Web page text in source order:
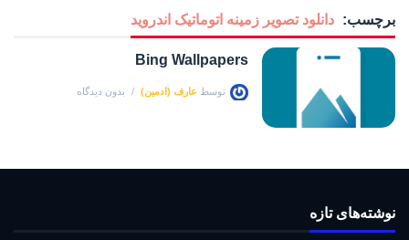
برچسب: دانلود تصویر زمینه اتوماتیک اندروید
Bing Wallpapers
توسط عارف (ادمین) بدون دیدگاه
نوشته‌های تازه